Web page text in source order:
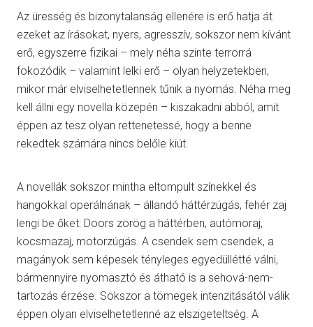
Az üresség és bizonytalanság ellenére is erő hatja át
ezeket az írásokat, nyers, agresszív, sokszor nem kívánt
erő, egyszerre fizikai – mely néha szinte terrorrá
fokozódik – valamint lelki erő – olyan helyzetekben,
mikor már elviselhetetlennek tűnik a nyomás. Néha meg
kell állni egy novella közepén – kiszakadni abból, amit
éppen az tesz olyan rettenetessé, hogy a benne
rekedtek számára nincs belőle kiút.
A novellák sokszor mintha eltompult színekkel és
hangokkal operálnának – állandó háttérzúgás, fehér zaj
lengi be őket: Doors zörög a háttérben, autómoraj,
kocsmazaj, motorzúgás. A csendek sem csendek, a
magányok sem képesek tényleges egyedüllétté válni,
bármennyire nyomasztó és átható is a sehová-nem-
tartozás érzése. Sokszor a tömegek intenzitásától válik
éppen olyan elviselhetetlenné az elszigeteltség. A